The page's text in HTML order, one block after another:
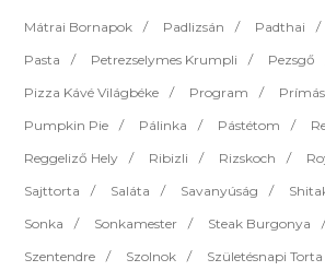
Mátrai Bornapok
Padlizsán Padthai
Pasta
Petrezselymes Krumpli Pezsgő
Pizza Kávé Világbéke
Program
Pumpkin Pie
Pálinka Pástétom
Reggeliző Hely
Ribizli Rizskoch
Sajttorta
Saláta Savanyúság
Sonka
Sonkamester Steak Burgonya
Szentendre
Szolnok Születésnapi Torta